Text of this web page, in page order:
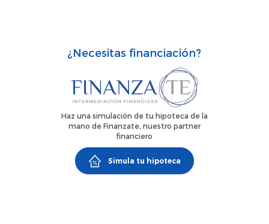
los servicios a tu alcance.Una excelente oportunidad para
quienes buscan espacio, buena distribución y una
ubicación estratégica.¡No dudes en contactarnos para
más información o concertar una visita!
¿Necesitas financiación?
Haz una simulación de tu hipoteca de la
mano de Finanzate, nuestro partner
financiero
Simula tu hipoteca